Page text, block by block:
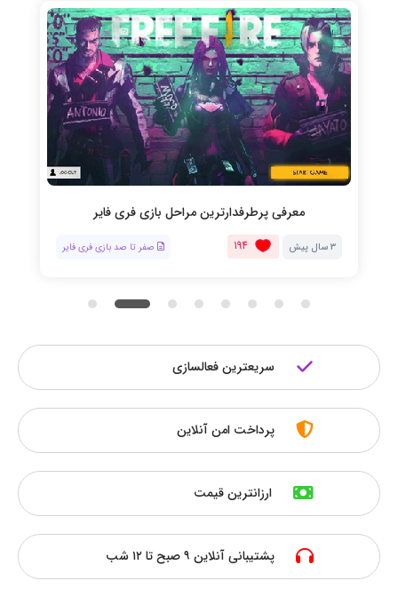
معرفی پرطرفدارترین مراحل بازی فری فایر
3 سال پیش 194 صفر تا صد بازی فری فایر
سریعترین فعالسازی
پرداخت امن آنلاین
ارزانترین قیمت
پشتیبانی آنلاین ۹ صبح تا ۱۲ شب